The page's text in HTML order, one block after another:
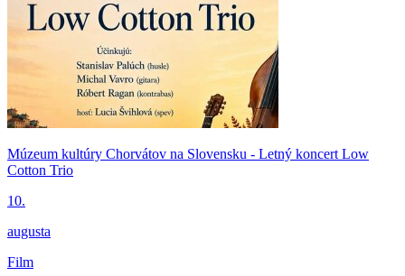
Múzeum kultúry Chorvátov na Slovensku - Letný koncert Low
Cotton Trio
10.
augusta
Film